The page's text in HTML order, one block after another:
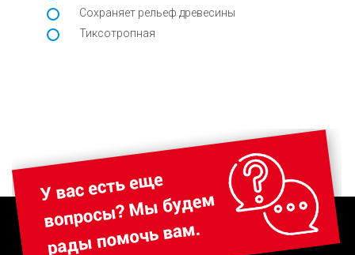
Сохраняет рельеф древесины
Тиксотропная